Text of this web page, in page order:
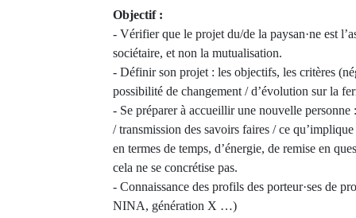
Objectif :
- Vérifier que le projet du/de la paysan·ne est
sociétaire, et non la mutualisation.
- Définir son projet : les objectifs, les critères
possibilité de changement / d’évolution sur la
- Se préparer à accueillir une nouvelle personne
/ transmission des savoirs faires / ce
en termes de temps, d’énergie, de remise en
cela ne se concrétise pas.
- Connaissance des profils des porteur·ses de
NINA, génération X …)